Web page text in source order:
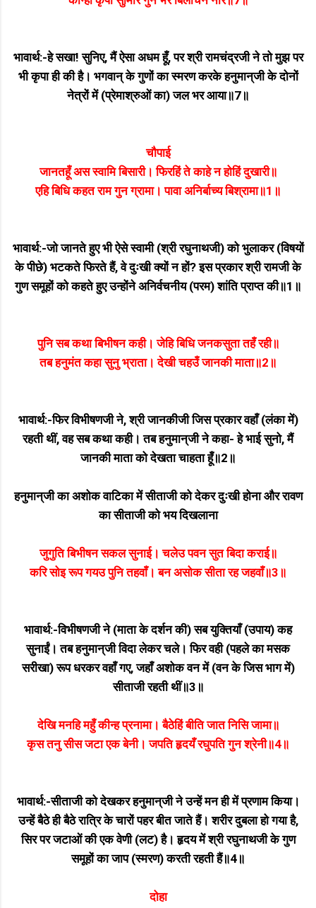
भावार्थ:-हे सखा! सुनिए, मैं ऐसा अधम हूँ, पर श्री रामचंद्रजी ने तो मुझ पर
भी कृपा ही की है। भगवान्‌ के गुणों का स्मरण करके हनुमान्‌जी के दोनों
नेत्रों में (प्रेमाश्रुओं का) जल भर आया॥7॥
चौपाई
जानतहूँ अस स्वामि बिसारी। फिरहिं ते काहे न होहिं दुखारी॥
एहि बिधि कहत राम गुन ग्रामा। पावा अनिर्बाच्य बिश्रामा॥1॥
भावार्थ:-जो जानते हुए भी ऐसे स्वामी (श्री रघुनाथजी) को भुलाकर (विषयों
के पीछे) भटकते फिरते हैं, वे दुःखी क्यों न हों? इस प्रकार श्री रामजी के
गुण समूहों को कहते हुए उन्होंने अनिर्वचनीय (परम) शांति प्राप्त की॥1॥
पुनि सब कथा बिभीषन कही। जेहि बिधि जनकसुता तहँ रही॥
तब हनुमंत कहा सुनु भ्राता। देखी चहउँ जानकी माता॥2॥
भावार्थ:-फिर विभीषणजी ने, श्री जानकीजी जिस प्रकार वहाँ (लंका में)
रहती थीं, वह सब कथा कही। तब हनुमान्‌जी ने कहा- हे भाई सुनो, मैं
जानकी माता को देखता चाहता हूँ॥2॥
हनुमान्‌जी का अशोक वाटिका में सीताजी को देकर दुःखी होना और रावण
का सीताजी को भय दिखलाना
जुगुति बिभीषन सकल सुनाई। चलेउ पवन सुत बिदा कराई॥
करि सोइ रूप गयउ पुनि तहवाँ। बन असोक सीता रह जहवाँ॥3॥
भावार्थ:-विभीषणजी ने (माता के दर्शन की) सब युक्तियाँ (उपाय) कह
सुनाईं। तब हनुमान्‌जी विदा लेकर चले। फिर वही (पहले का मसक
सरीखा) रूप धरकर वहाँ गए, जहाँ अशोक वन में (वन के जिस भाग में)
सीताजी रहती थीं॥3॥
देखि मनहि महुँ कीन्ह प्रनामा। बैठेहिं बीति जात निसि जामा॥
कृस तनु सीस जटा एक बेनी। जपति हृदयँ रघुपति गुन श्रेनी॥4॥
भावार्थ:-सीताजी को देखकर हनुमान्‌जी ने उन्हें मन ही में प्रणाम किया।
उन्हें बैठे ही बैठे रात्रि के चारों पहर बीत जाते हैं। शरीर दुबला हो गया है,
सिर पर जटाओं की एक वेणी (लट) है। हृदय में श्री रघुनाथजी के गुण
समूहों का जाप (स्मरण) करती रहती हैं॥4॥
दोहा